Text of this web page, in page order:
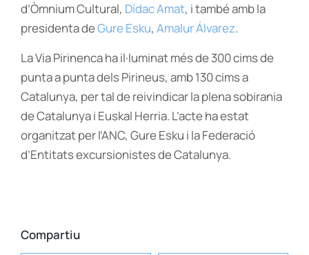
d’Òmnium Cultural, Dídac Amat, i també amb la
presidenta deGure Esku, Amalur Álvarez.
La Via Pirinenca ha il·luminat més de 300 cims de
punta a punta dels Pirineus, amb 130 cims a
Catalunya, per tal de reivindicar la plena sobirania
de Catalunya i Euskal Herria. L’acte ha estat
organitzat per l’ANC, Gure Esku i la Federació
d’Entitats excursionistes de Catalunya.
Compartiu